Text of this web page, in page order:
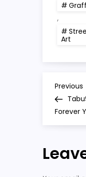
,
Art
P
o
t
Previous
Post
Previous
Forever